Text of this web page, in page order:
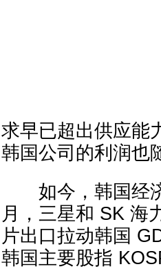
求早已超出供应能
韩国公司的利润也
如今，韩国经济
月，三星和 SK 海
片出口拉动韩国
韩国主要股指